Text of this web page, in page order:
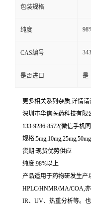
包装规格
纯度
CAS编号
是否进口 是
更多相关系列杂质,详情请
深圳市华信医药科技有限
133-9286-8572(微信手机
规格
货期:现货优势供应
纯度:98%以上
产品适用于药物研发生产
HPLC/HNMR/MA/COA,
IR、UV、热重分析等。